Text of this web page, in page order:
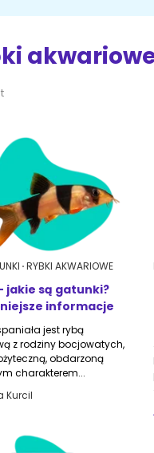
RYBKI AKWARIOWE
jakie są gatunki?
informacje
jest rybą
z rodziny bocjowatych,
obdarzoną
charakterem...
Kurcil